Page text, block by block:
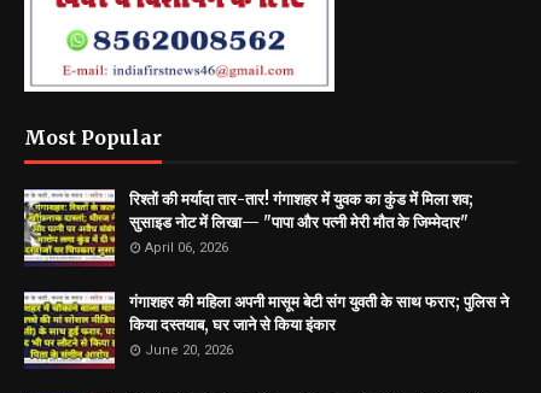
Most Popular
रिश्तों की मर्यादा तार-तार! गंगाशहर में युवक का कुंड में मिला शव;
सुसाइड नोट में लिखा— "पापा और पत्नी मेरी मौत के जिम्मेदार"
April 06, 2026
गंगाशहर की महिला अपनी मासूम बेटी संग युवती के साथ फरार; पुलिस ने
किया दस्तयाब, घर जाने से किया इंकार
June 20, 2026